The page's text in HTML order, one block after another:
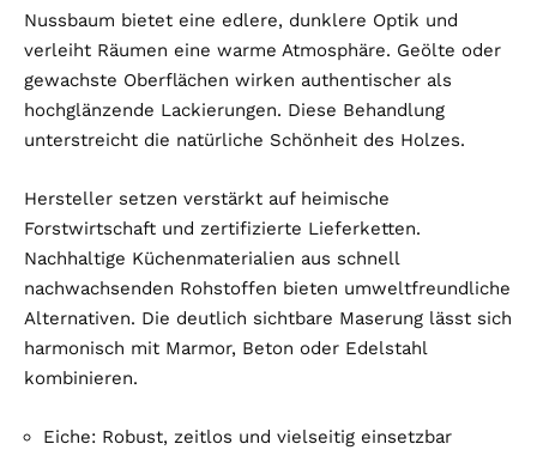
Nussbaum bietet eine edlere, dunklere Optik und
verleiht Räumen eine warme Atmosphäre. Geölte oder
gewachste Oberflächen wirken authentischer als
hochglänzende Lackierungen. Diese Behandlung
unterstreicht die natürliche Schönheit des Holzes.
Hersteller setzen verstärkt auf heimische
Forstwirtschaft und zertifizierte Lieferketten.
Nachhaltige Küchenmaterialien aus schnell
nachwachsenden Rohstoffen bieten umweltfreundliche
Alternativen. Die deutlich sichtbare Maserung lässt sich
harmonisch mit Marmor, Beton oder Edelstahl
kombinieren.
Eiche: Robust, zeitlos und vielseitig einsetzbar